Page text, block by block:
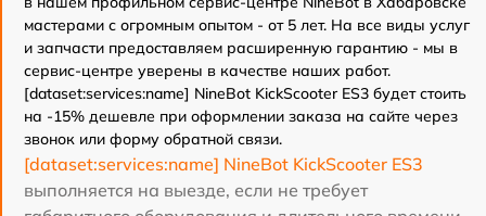
мастерами с огромным опытом - от 5 лет. На все виды услуг
и запчасти предоставляем расширенную гарантию - мы в
сервис-центре уверены в качестве наших работ.
[dataset:services:name] NineBot KickScooter ES3 будет стоить
на -15% дешевле при оформлении заказа на сайте через
звонок или форму обратной связи.
[dataset:services:name] NineBot KickScooter ES3
выполняется на выезде, если не требует